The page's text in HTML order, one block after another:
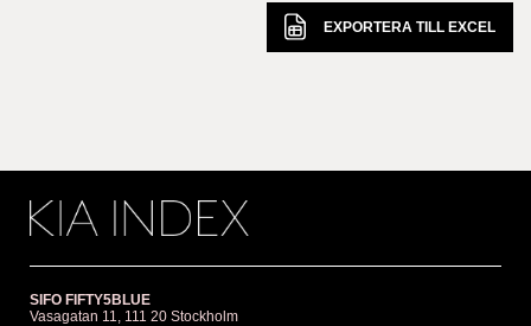
EXPORTERA TILL EXCEL
SIFO FIFTY5BLUE
Vasagatan 11, 111 20 Stockholm